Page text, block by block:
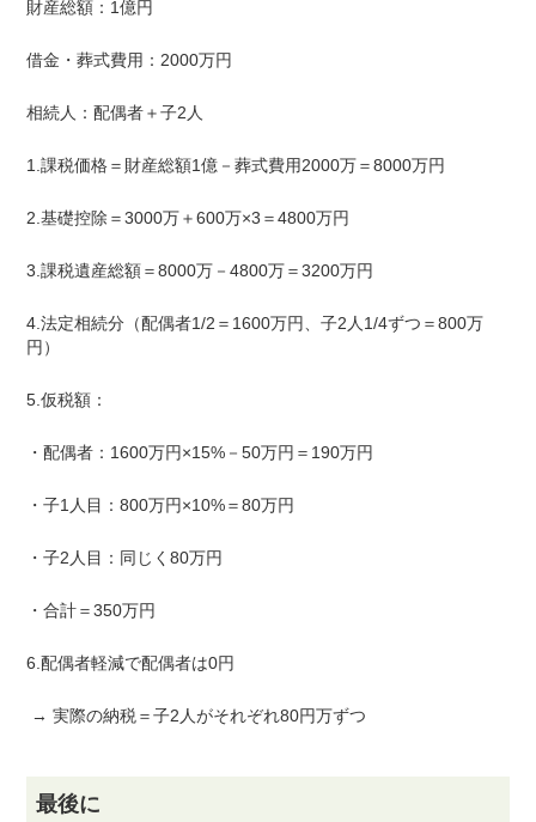
財産総額： 1億円
借金・葬式費用： 2000万円
相続人：配偶者＋子2 人
1.課税価格＝財産総額1億－葬式費用 2000万＝8000万円
2.基礎控除＝3000万＋600万×3＝4800万円
3.課税遺産総額＝8000万－4800万＝3200万円
4.法定相続分（配偶者1/2 ＝ 1600万円、子2 人 1/4ずつ＝800万
円）
5.仮税額：
・配偶者： 1600万円×15%－50万円＝ 190万円
・子1 人目：800万円×10%＝80万円
・子2 人目：同じく80万円
・合計＝350万円
6.配偶者軽減で配偶者は0円
→ 実際の納税＝子2 人がそれぞれ80円万ずつ
最後に